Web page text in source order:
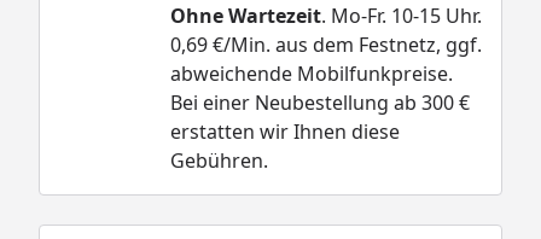
Ohne Wartezeit. Mo-Fr. 10-15 Uhr.
0,69 €/Min. aus dem Festnetz, ggf.
abweichende Mobilfunkpreise.
Bei einer Neubestellung ab 300 €
erstatten wir Ihnen diese
Gebühren.